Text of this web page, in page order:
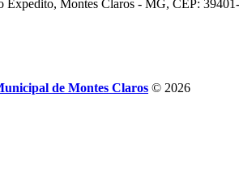
Expedito, Montes Claros - MG, CEP:
de Montes Claros © 2026